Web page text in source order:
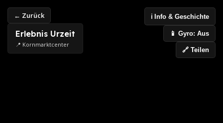
← Zurück
Erlebnis Urzeit
📍 Kornmarktcenter
ℹ️ Info & Geschichte
📱 Gyro: Aus
🔗 Teilen